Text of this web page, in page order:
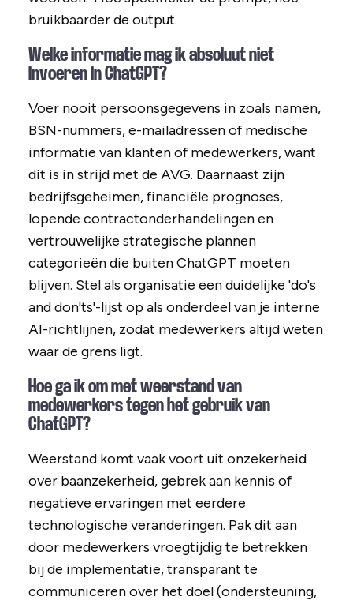
bruikbaarder de output.
Welke informatie mag ik absoluut niet
invoeren in ChatGPT?
Voer nooit persoonsgegevens in zoals namen,
BSN-nummers, e-mailadressen of medische
informatie van klanten of medewerkers, want
dit is in strijd met de AVG. Daarnaast zijn
bedrijfsgeheimen, financiële prognoses,
lopende contractonderhandelingen en
vertrouwelijke strategische plannen
categorieën die buiten ChatGPT moeten
blijven. Stel als organisatie een duidelijke 'do's
and don'ts'-lijst op als onderdeel van je interne
AI-richtlijnen, zodat medewerkers altijd weten
waar de grens ligt.
Hoe ga ik om met weerstand van
medewerkers tegen het gebruik van
ChatGPT?
Weerstand komt vaak voort uit onzekerheid
over baanzekerheid, gebrek aan kennis of
negatieve ervaringen met eerdere
technologische veranderingen. Pak dit aan
door medewerkers vroegtijdig te betrekken
bij de implementatie, transparant te
communiceren over het doel (ondersteuning,